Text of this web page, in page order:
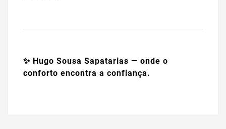
✨ Hugo Sousa Sapatarias — onde o
conforto encontra a confiança.